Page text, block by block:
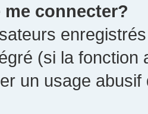
me connecter?
(si la fonction
un usage